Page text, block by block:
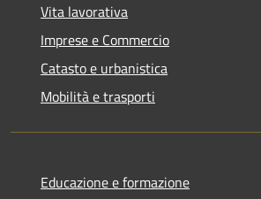
Vita lavorativa
Imprese e Commercio
Catasto e urbanistica
Mobilità e trasporti
Educazione e formazione